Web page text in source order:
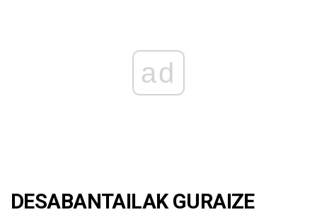
ad
DESABANTAILAK GURAIZE